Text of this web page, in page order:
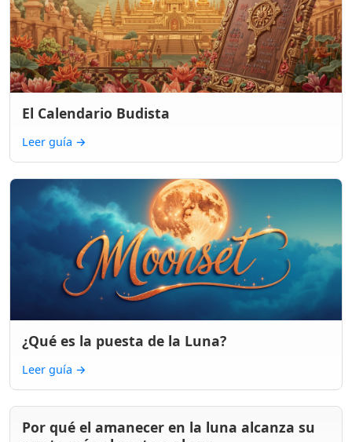
El Calendario Budista
Leer guía →
¿Qué es la puesta de la Luna?
Leer guía →
Por qué el amanecer en la luna alcanza su